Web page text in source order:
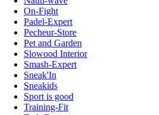
On-Fight
Padel-Expert
Pecheur-Store
Pet and Garden
Slowood Interior
Smash-Expert
Sneak'In
Sneakids
Sport is good
Training-Fit